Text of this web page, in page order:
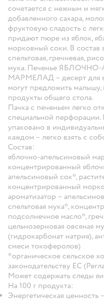
сочетается с нежным и
добавленного сахара,
фруктовую сладость с
придают пюре из яблок,
морковный соки. В состав
спельтовая, гречневая,
мука. Печенье
МАРМЕЛАД – десерт для
могут предложить малышу,
продукты общего стола.
Пачка с печеньем легко
специальной перфорации.
упаковано в
каждом – легко взять с
Состав:
яблочно-апельсиновый
концентрированный
апельсиновый сок*,
концентрированный
ароматизатор –
спельтовая мука*,
подсолнечное масло*,
цельнозерновая овсяная
(гидрокарбонат натрия),
смеси токоферолов)
*органическое сельское
законодательству ЕС
Может содержать следы
На 100 г продукта:
Энергетическая ценность